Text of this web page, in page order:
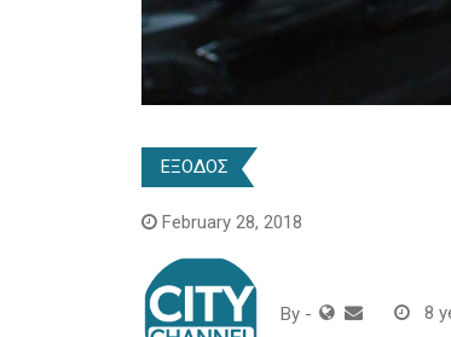
ΕΞΟΔΟΣ
February 28, 2018
By - 8